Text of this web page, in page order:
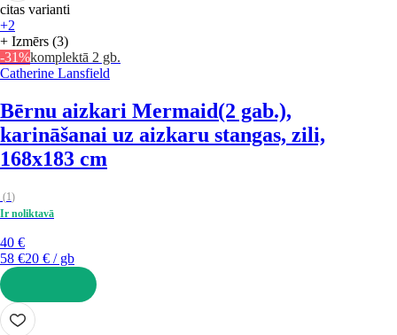
citas varianti
+2
+ Izmērs (3)
-31%komplektā 2 gb.
Catherine Lansfield
Bērnu aizkari Mermaid(2 gab.),
karināšanai uz aizkaru stangas, zili,
168x183 cm
(1)
Ir noliktavā
40 €
58 €20 € / gb
LIKT GROZĀ